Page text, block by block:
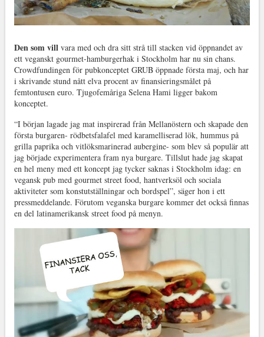
Den som villvara med och dra sitt strå till stacken vid öppnandet av
ett veganskt gourmet-hamburgerhak i Stockholm har nu sin chans.
Crowdfundingen för pubkonceptet GRUB öppnade första maj, och har
i skrivande stund nått elva procent av finansieringsmålet på
femtontusen euro. Tjugofemåriga Selena Hami ligger bakom
konceptet.
“I början lagade jag mat inspirerad från Mellanöstern och skapade den
första burgaren- rödbetsfalafel med karamelliserad lök, hummus på
grilla paprika och vitlöksmarinerad aubergine- som blev så populär att
jag började experimentera fram nya burgare. Tillslut hade jag skapat
en hel meny med ett koncept jag tycker saknas i Stockholm idag: en
vegansk pub med gourmet street food, hantverksöl och sociala
aktiviteter som konstutställningar och bordspel”, säger hon i ett
pressmeddelande. Förutom veganska burgare kommer det också finnas
en del latinamerikansk street food på menyn.